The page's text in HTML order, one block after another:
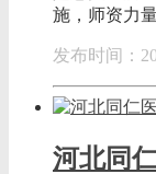
施，师资力
发布时间：
河北同